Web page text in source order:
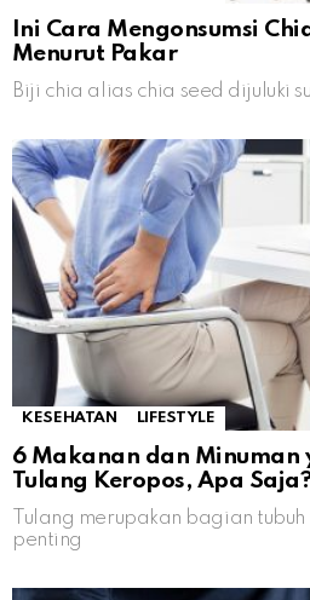
Ini Cara Mengonsumsi
Menurut Pakar
Biji chia alias chia seed dijuluki
KESEHATAN LIFESTYLE
6 Makanan dan Minuman
Tulang Keropos, Apa
Tulang merupakan bagian
penting